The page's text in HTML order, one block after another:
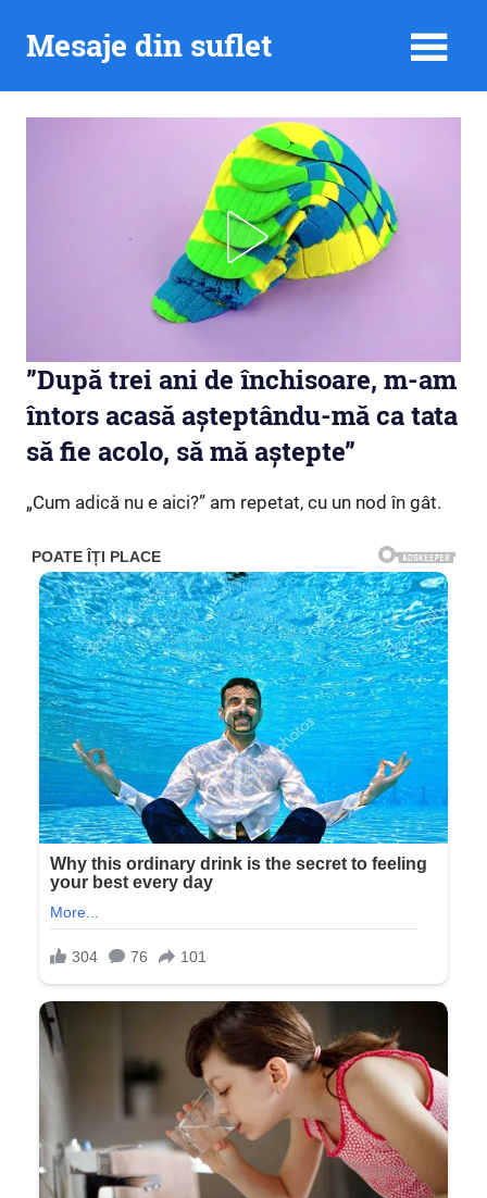
Mesaje din suflet
”După trei ani de închisoare, m-am
întors acasă așteptându-mă ca tata
să fie acolo, să mă aștepte”
„Cum adică nu e aici?” am repetat, cu un nod în gât.